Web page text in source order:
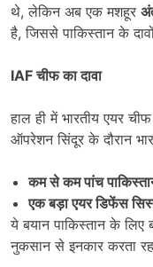
थे, लेकिन अब एक मशहूर
है, जिससे पाकिस्तान के
IAF चीफ का दावा
हाल ही में भारतीय एयर चीफ
ऑपरेशन सिंदूर के दौरान
कम से कम पांच
एक बड़ा एयर डिफेंस
ये बयान पाकिस्तान के लिए
नुकसान से इनकार करता